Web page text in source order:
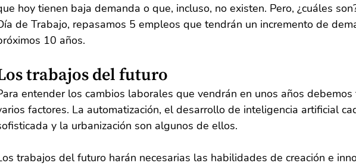
hoy tienen baja demanda o que, incluso, no existen. Pero, ¿cuáles
de Trabajo, repasamos 5 empleos que tendrán un incremento de
10 años.
trabajos del futuro
entender los cambios laborales que vendrán en unos años debemos
factores. La automatización, el desarrollo de inteligencia artificial
y la urbanización son algunos de ellos.
trabajos del futuro harán necesarias las habilidades de creación e